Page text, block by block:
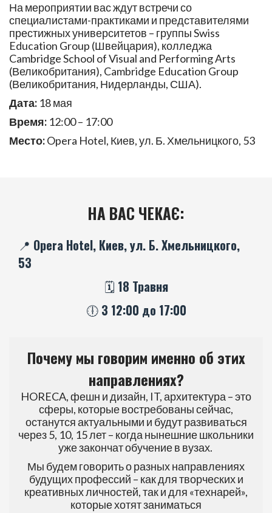
На мероприятии вас ждут встречи со
специалистами-практиками и представителями
престижных университетов – группы Swiss
Education Group (Швейцария), колледжа
Cambridge School of Visual and Performing Arts
(Великобритания), Cambridge Education Group
(Великобритания, Нидерланды, США).
Дата: 18 мая
Время: 12:00 – 17:00
Место:Opera Hotel, Киев, ул. Б. Хмельницкого, 53
НА ВАС ЧЕКАЄ:
📍 Opera Hotel, Киев, ул. Б. Хмельницкого,
53
🗓️ 18 Травня
🕕 З 12:00 до 17:00
Почему мы говорим именно об этих
направлениях?
HORECA, фешн и дизайн, IT, архитектура – это
сферы, которые востребованы сейчас,
останутся актуальными и будут развиваться
через 5, 10, 15 лет – когда нынешние школьники
уже закончат обучение в вузах.
Мы будем говорить о разных направлениях
будущих профессий – как для творческих и
креативных личностей, так и для «технарей»,
которые хотят заниматься